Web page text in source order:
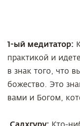
1-ый медитатор:
практикой и
в знак того, что
божество. Это
вами и Богом,
Садхгуру: